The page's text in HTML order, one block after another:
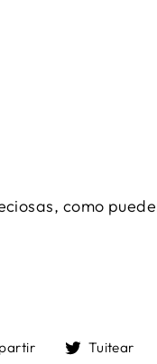
como
Compartir
Tuitear